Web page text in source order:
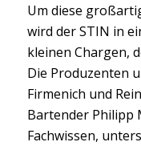
Um diese
wird der STIN in
kleinen Chargen,
Die Produzenten
Firmenich und
Bartender Philipp
Fachwissen,